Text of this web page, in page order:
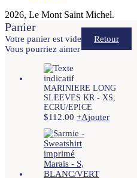
2026, Le Mont Saint Michel.
Panier
Votre panier est vide
Retour
Vous pourriez aimer
MARINIERE LONG
SLEEVES KR - XS,
ECRU/EPICE
$112.00 +Ajouter